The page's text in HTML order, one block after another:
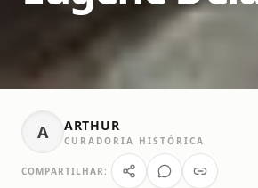
A ARTHUR
CURADORIA HISTÓRICA
COMPARTILHAR: